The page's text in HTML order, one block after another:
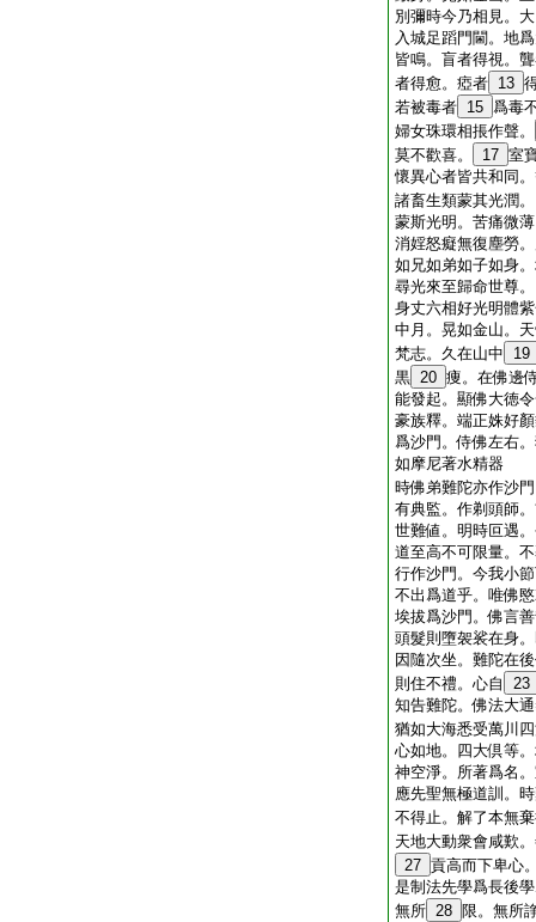
別彌時今乃相見。
入城足蹈門閫。地
皆鳴。盲者得視。
者得愈。瘂者 13
若被毒者 15 爲毒
婦女珠環相掁作聲。
莫不歡喜。
17 室
懷異心者皆共和同
諸畜生類蒙其光潤
蒙斯光明。苦痛微
消婬怒癡無復塵勞
如兄如弟如子如身
尋光來至歸命世尊
身丈六相好光明體
中月。晃如金山。
梵志。久在山中
19
黒 20 痩。在佛邊
能發起。顯佛大徳
豪族釋。端正姝好
爲沙門。侍佛左右
如摩尼著水精器
時佛弟難陀亦作沙
有典監。作剃頭師
世難値。明時叵遇
道至高不可限量。
行作沙門。今我小
不出爲道乎。唯佛
埃拔爲沙門。佛言
頭髮則墮袈裟在身
因隨次坐。難陀在
則住不禮。心自
23
知告難陀。佛法大
猶如大海悉受萬川
心如地。四大倶等
神空淨。所著爲名
應先聖無極道訓。
不得止。解了本無
天地大動衆會咸歎
27 貢高而下卑心
是制法先學爲長後
無所 28 限。無所